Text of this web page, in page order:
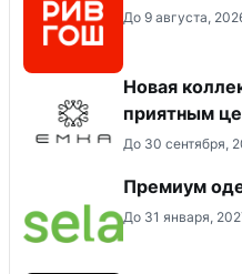
До 9 августа,
Новая
приятным
До 30 сентября,
Премиум
До 31 января,